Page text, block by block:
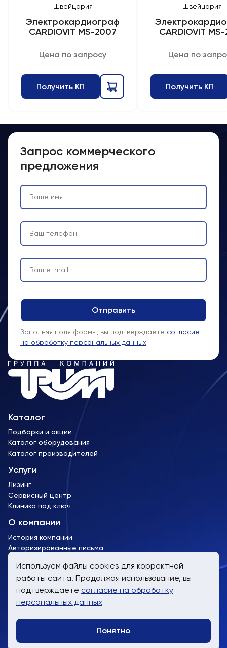
Электрокардиограф
CARDIOVIT MS-2007
Швейцария
Цена по запросу
Получить КП
CARDIOVIT
Швейцария
Цена по
Получить КП
Каталог
Подборки и акции
Каталог оборудования
Каталог производителей
Услуги
Лизинг
Сервисный центр
Клиника под ключ
О компании
История компании
Авторизированные письма
пн-пт, 9:00 до 19:00
8 (800) 707-61-24
info@trimm.ru
Запрос коммерческого
предложения
Заполняя поля формы, вы подтверждаете согласие
на обработку персональных данных
Используем файлы cookies для корректной
работы сайта. Продолжая использование, вы
подтверждаете согласие на обработку
персональных данных
Понятно